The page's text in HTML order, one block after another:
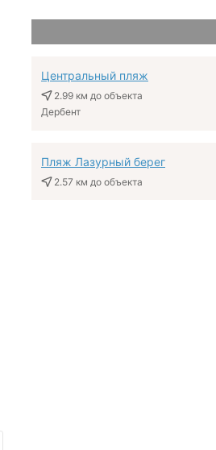
Центральный пляж
2.99 км до объекта
Дербент
Пляж Лазурный берег
2.57 км до объекта